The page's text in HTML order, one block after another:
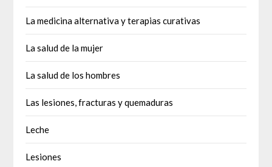
La medicina alternativa y terapias curativas
La salud de la mujer
La salud de los hombres
Las lesiones, fracturas y quemaduras
Leche
Lesiones